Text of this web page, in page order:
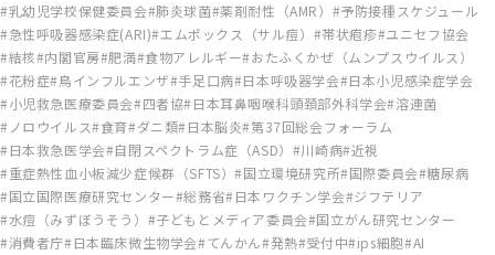
乳幼児学校保健委員会 肺炎球菌 薬剤耐性（AMR）
予防接種スケジュール
急性呼吸器感染症(ARI) エムポックス（サル痘） 帯状疱疹 ユニセフ協会
結核 内閣官房 肥満 食物アレルギー おたふくかぜ（ムンプスウイルス）
花粉症 鳥インフルエンザ 手足口病 日本呼吸器学会 日本小児感染症学会
小児救急医療委員会 四者協 日本耳鼻咽喉科頭頚部外科学会 溶連菌
ノロウイルス 食育 ダニ類 日本脳炎 第37回総会フォーラム
日本救急医学会 自閉スペクトラム症（ASD） 川崎病 近視
重症熱性血小板減少症候群（SFTS） 国立環境研究所 国際委員会 糖尿病
国立国際医療研究センター 総務省 日本ワクチン学会 ジフテリア
水痘（みずぼうそう）
子どもとメディア委員会 国立がん研究センター
消費者庁 日本臨床微生物学会 てんかん 発熱 受付中 ips細胞 AI